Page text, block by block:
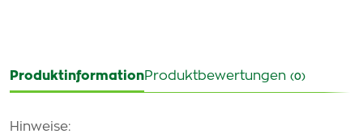
ProduktinformationProduktbewertungen (0)
Hinweise: